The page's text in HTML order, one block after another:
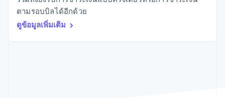
ประกันภัย
สื่อและความบันเทิง
องค์กรไม่แสวงผลกำไร
ภาครัฐ
ตัวอย่างโค้ด
บล็อกของนักพัฒนา
สถานะ API
สมัครเป็นพาร์ทเนอร์
ตามรอบบิลได้อีกด้วย
ดูข้อมูลเพิ่มเติม